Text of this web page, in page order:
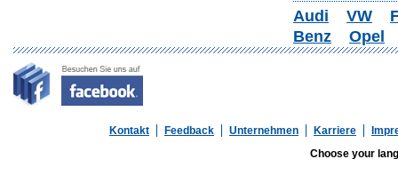
Audi VW
Benz
Opel
Kontakt Feedback Unternehmen Karriere
Choose your